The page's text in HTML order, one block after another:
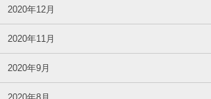
2020年12月
2020年11月
2020年9月